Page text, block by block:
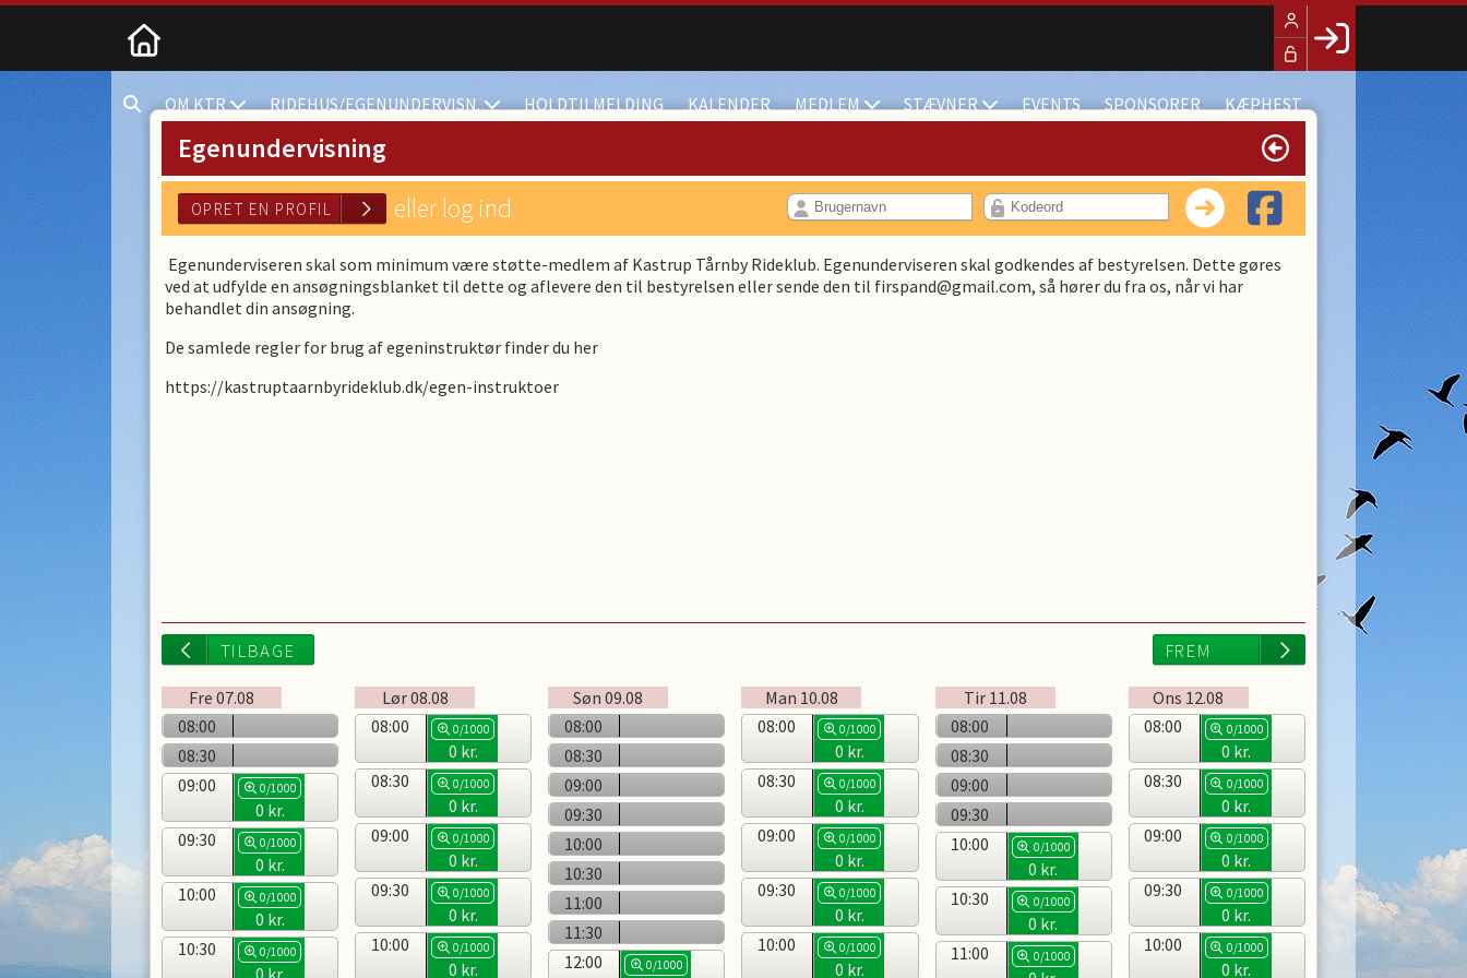
OM KTR RIDEHUS/EGENUNDERVISN. HOLDTILMELDING KALENDER MEDLEM STÆVNER EVENTS SPONSORER KÆPHEST
Egenundervisning
OPRET EN PROFIL
eller log ind
Egenunderviseren skal som minimum være støtte-medlem af Kastrup Tårnby Rideklub. Egenunderviseren skal godkendes af bestyrelsen. Dette gøres
ved at udfylde en ansøgningsblanket til dette og aflevere den til bestyrelsen eller sende den til firspand@gmail.com, så hører du fra os, når vi har
behandlet din ansøgning.
De samlede regler for brug af egeninstruktør finder du her
https://kastruptaarnbyrideklub.dk/egen-instruktoer
TILBAGE
Fre 07.08
08:00
08:30
09:00
0/1000
0 kr.
09:30
0/1000
0 kr.
10:00
0/1000
0 kr.
10:30
0/1000
0 kr.
Lør08.08
08:00
0/1000
0 kr.
08:30
0/1000
0 kr.
09:00
0/1000
0 kr.
09:30
0/1000
0 kr.
10:00
0/1000
0 kr.
Søn 09.08
08:00
08:30
09:00
09:30
10:00
10:30
11:00
11:30
12:00
0/1000
Man 10.08
08:00
0/1000
0 kr.
08:30
0/1000
0 kr.
09:00
0/1000
0 kr.
09:30
0/1000
0 kr.
10:00
0/1000
0 kr.
Tir 11.08
08:00
08:30
09:00
09:30
10:00
0/1000
0 kr.
10:30
0/1000
0 kr.
11:00
0/1000
Ons 12.08
08:00
0/1000
0 kr.
08:30
0/1000
0 kr.
09:00
0/1000
0 kr.
09:30
0/1000
0 kr.
10:00
0/1000
0 kr.
Tårnby
Ugandavej